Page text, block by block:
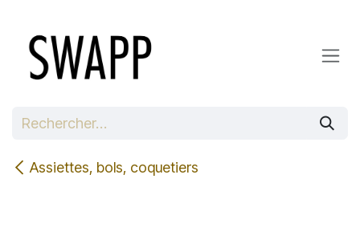
Assiettes, bols, coquetiers